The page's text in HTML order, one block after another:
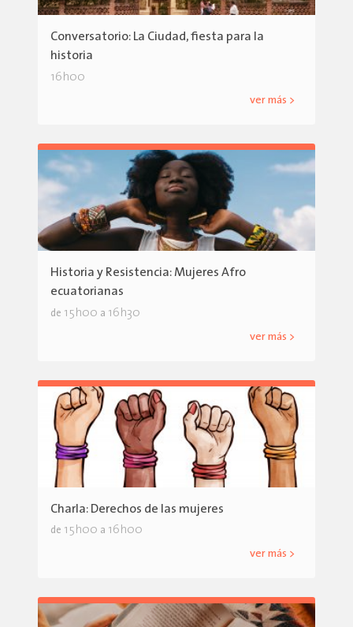
Conversatorio: La Ciudad, fiesta para la
historia
16h00
ver más >
Historia y Resistencia: Mujeres Afro
ecuatorianas
de 15h00 a 16h30
ver más >
Charla: Derechos de las mujeres
de 15h00 a 16h00
ver más >